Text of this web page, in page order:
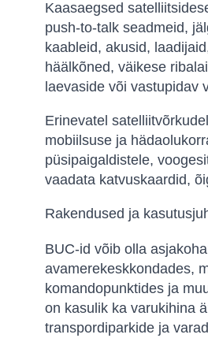
Kaasaegsed
push-to-talk seadmeid,
kaableid, akusid,
häälkõned, väikese
laevaside või vastupidav
Erinevatel
mobiilsuse ja
püsipaigaldistele,
vaadata katvuskaardid,
Rakendused ja
BUC-id võib olla
avamerekeskkondades,
komandopunktides ja
on kasulik ka varukihina
transpordiparkide ja